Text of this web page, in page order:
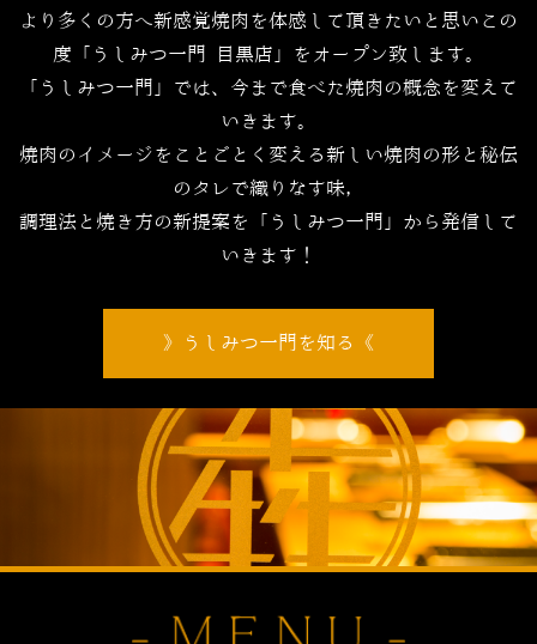
より多くの方へ新感覚焼肉を体感して頂きたいと思いこの
度「うしみつ一門 目黒店」をオープン致します。
「うしみつ一門」では、今まで食べた焼肉の概念を変えて
いきます。
焼肉のイメージをことごとく変える新しい焼肉の形と秘伝
のタレで織りなす味，
調理法と焼き方の新提案を「うしみつ一門」から発信して
いきます！
うしみつ一門を知る